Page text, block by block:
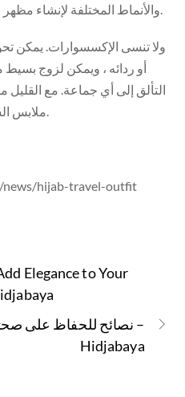
والأنماط المختلفة لإنشاء مظهر فريد يعبر عن أسلوبك الشخصي.
ولا تنسى الإكسسوارات. يمكن
أو ردائه ، ويمكن لزوج
التألق إلى أي جماعة. مع القليل
ملابس السفر المحجبة العصرية والعملية.
news/hijab-travel-outfit
Elegance to Your
Hidjabaya